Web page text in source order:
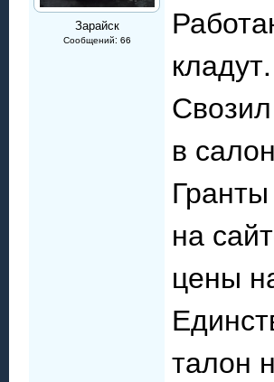
Зарайск
Сообщений: 66
кладут.
в
на
цены
талон